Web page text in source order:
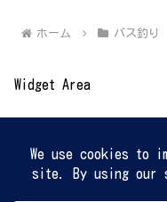
ホーム バス釣り
Widget Area